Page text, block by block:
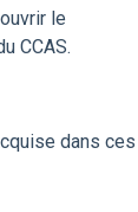
le
CCAS.
dans ces